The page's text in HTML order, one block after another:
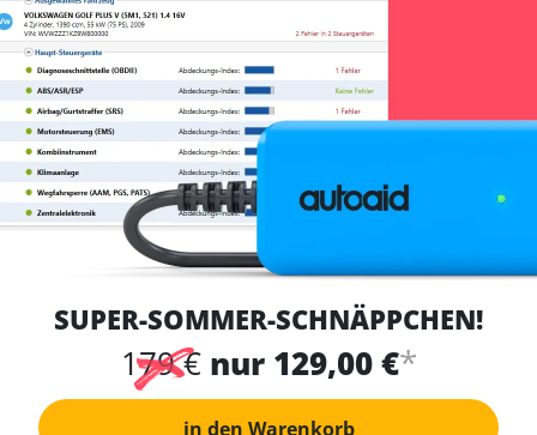
SUPER-SOMMER-SCHNÄPPCHEN!
179 € nur 129,00 €*
in den Warenkorb